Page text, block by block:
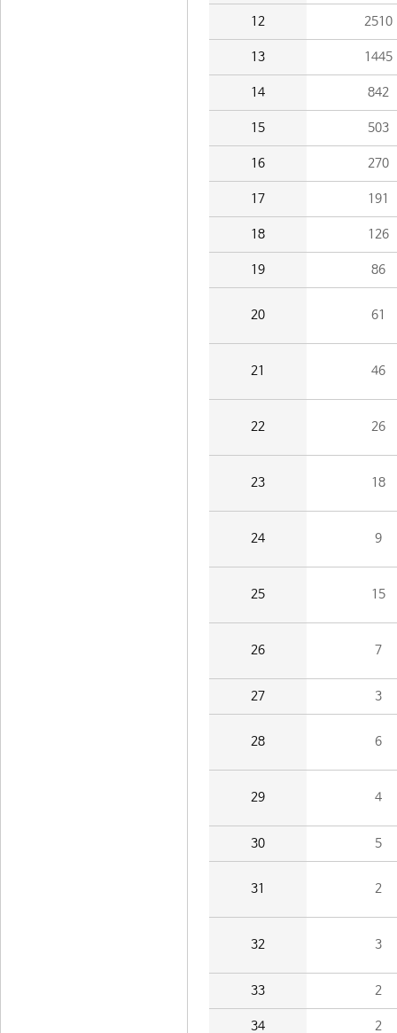
12 2510
13 1445
14 842
15 503
16 270
17 191
18 126
19 86
20 61
21 46
22 26
23 18
24 9
25 15
26 7
27 3
28 6
29 4
30 5
31 2
32 3
33 2
34 2